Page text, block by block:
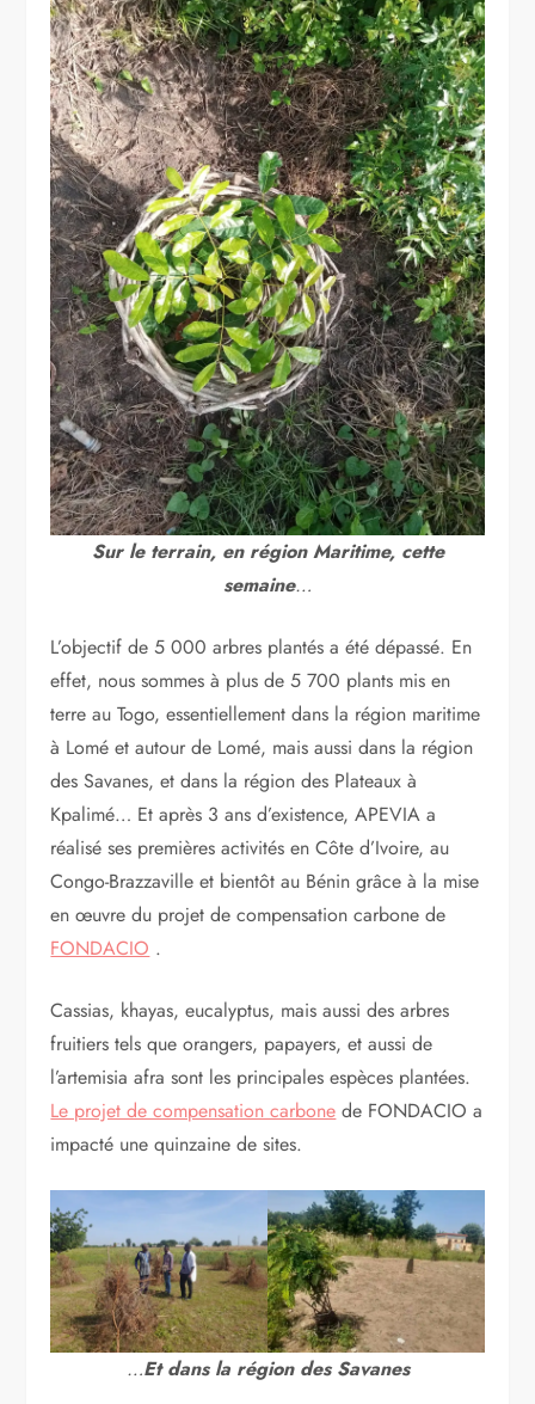
Sur le terrain, en région Maritime, cette
semaine…
L’objectif de 5 000 arbres plantés a été dépassé. En
effet, nous sommes à plus de 5 700 plants mis en
terre au Togo, essentiellement dans la région maritime
à Lomé et autour de Lomé, mais aussi dans la région
des Savanes, et dans la région des Plateaux à
Kpalimé… Et après 3 ans d’existence, APEVIA a
réalisé ses premières activités en Côte d’Ivoire, au
Congo-Brazzaville et bientôt au Bénin grâce à la mise
en œuvre du projet de compensation carbone de
FONDACIO .
Cassias, khayas, eucalyptus, mais aussi des arbres
fruitiers tels que orangers, papayers, et aussi de
l’artemisia afra sont les principales espèces plantées.
Le projet de compensation carbone de FONDACIO a
impacté une quinzaine de sites.
…Et dans la région des Savanes